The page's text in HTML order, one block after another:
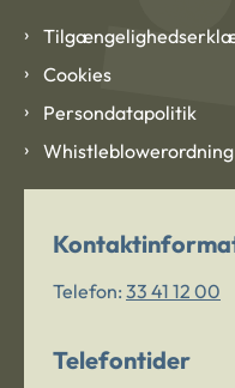
Cookies
Persondatapolitik
Whistleblowerordning
Telefon: 33 41 12 00
Telefontider